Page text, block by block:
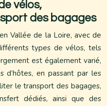
vélos,
des bagages
Vallée de la Loire, avec de
types de vélos, tels
est également varié,
d’hôtes, en passant par les
le transport des bagages,
dédiés, ainsi que des